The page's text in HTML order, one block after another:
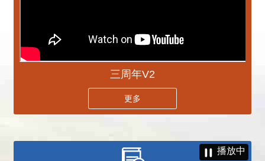
三周年V2
更多
播放中